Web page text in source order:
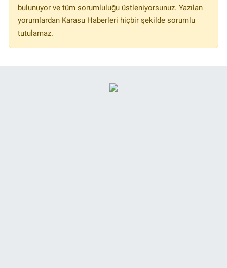
bulunuyor ve tüm sorumluluğu üstleniyorsunuz. Yazılan
yorumlardan Karasu Haberleri hiçbir şekilde sorumlu
tutulamaz.